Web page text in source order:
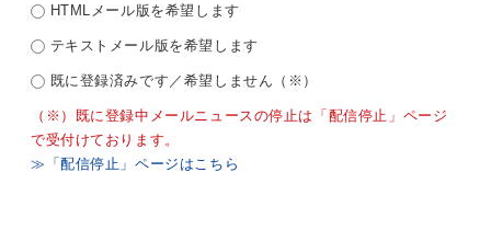
HTMLメール版を希望します
テキストメール版を希望します
既に登録済みです／希望しません（※）
（※）既に登録中メールニュースの停止は「配信停止」ページ
で受付けております。
≫「配信停止」ページはこちら